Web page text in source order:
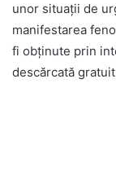
unor situații de
manifestarea
fi obținute prin
descărcată